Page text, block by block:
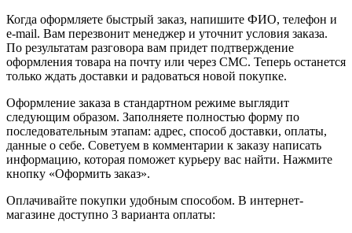
Когда оформляете быстрый заказ, напишите ФИО, телефон и
e-mail. Вам перезвонит менеджер и уточнит условия заказа.
По результатам разговора вам придет подтверждение
оформления товара на почту или через СМС. Теперь останется
только ждать доставки и радоваться новой покупке.
Оформление заказа в стандартном режиме выглядит
следующим образом. Заполняете полностью форму по
последовательным этапам: адрес, способ доставки, оплаты,
данные о себе. Советуем в комментарии к заказу написать
информацию, которая поможет курьеру вас найти. Нажмите
кнопку «Оформить заказ».
Оплачивайте покупки удобным способом. В интернет-
магазине доступно 3 варианта оплаты: